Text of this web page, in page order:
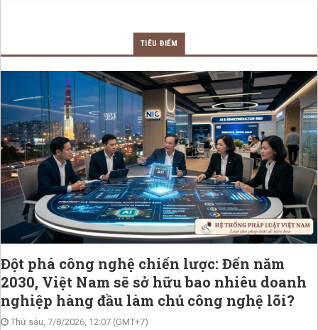
TIÊU ĐIỂM
Đột phá công nghệ chiến lược: Đến năm
2030, Việt Nam sẽ sở hữu bao nhiêu doanh
nghiệp hàng đầu làm chủ công nghệ lõi?
Thứ sáu, 7/8/2026, 12:07 (GMT+7)